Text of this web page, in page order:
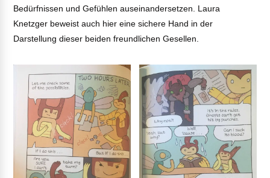
Bedürfnissen und Gefühlen auseinandersetzen. Laura
Knetzger beweist auch hier eine sichere Hand in der
Darstellung dieser beiden freundlichen Gesellen.